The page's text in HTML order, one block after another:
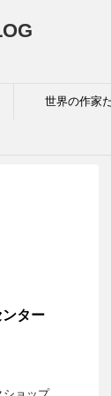
世界の作家
ター